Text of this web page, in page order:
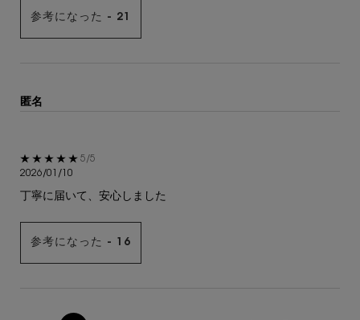
参考になった - 21
匿名
5星中5。
5/5
2026/01/10
丁寧に届いて、安心しました
参考になった - 16